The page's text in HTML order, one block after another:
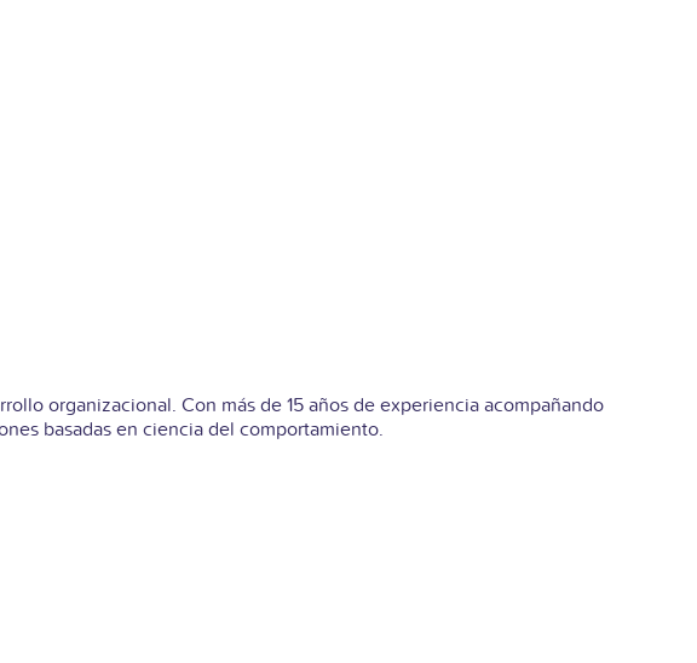
organizacional. Con más de 15 años de experiencia acompañando
basadas en ciencia del comportamiento.